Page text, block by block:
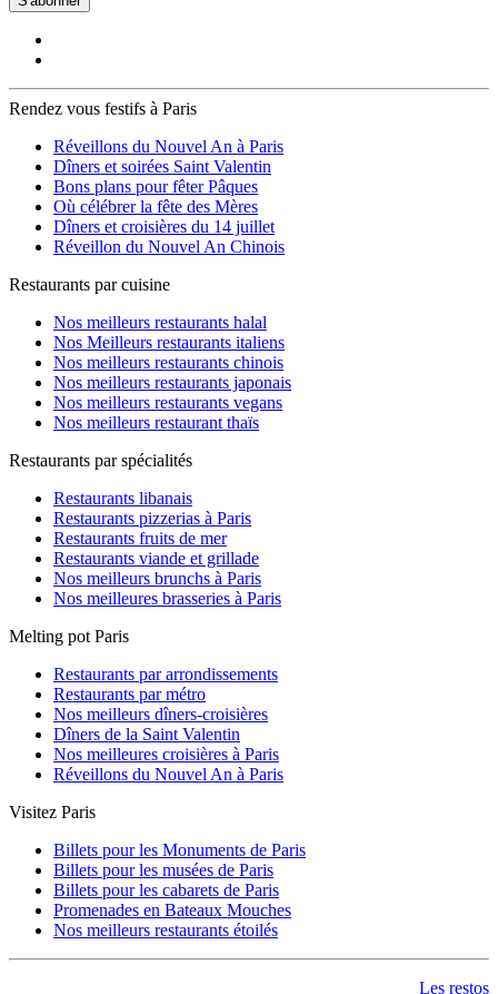
Rendez vous festifs à Paris
Réveillons du Nouvel An à Paris
Dîners et soirées Saint Valentin
Bons plans pour fêter Pâques
Où célébrer la fête des Mères
Dîners et croisières du 14 juillet
Réveillon du Nouvel An Chinois
Restaurants par cuisine
Nos meilleurs restaurants halal
Nos Meilleurs restaurants italiens
Nos meilleurs restaurants chinois
Nos meilleurs restaurants japonais
Nos meilleurs restaurants vegans
Nos meilleurs restaurant thaïs
Restaurants par spécialités
Restaurants libanais
Restaurants pizzerias à Paris
Restaurants fruits de mer
Restaurants viande et grillade
Nos meilleurs brunchs à Paris
Nos meilleures brasseries à Paris
Melting pot Paris
Restaurants par arrondissements
Restaurants par métro
Nos meilleurs dîners-croisières
Dîners de la Saint Valentin
Nos meilleures croisières à Paris
Réveillons du Nouvel An à Paris
Visitez Paris
Billets pour les Monuments de Paris
Billets pour les musées de Paris
Billets pour les cabarets de Paris
Promenades en Bateaux Mouches
Nos meilleurs restaurants étoilés
Les restos